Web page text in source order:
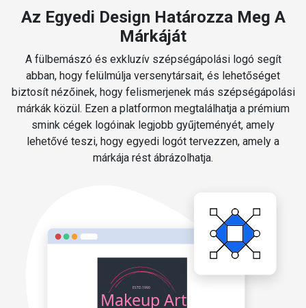
Az Egyedi Design Határozza Meg A
Márkáját
A fülbemászó és exkluzív szépségápolási logó segít
abban, hogy felülmúlja versenytársait, és lehetőséget
biztosít nézőinek, hogy felismerjenek más szépségápolási
márkák közül. Ezen a platformon megtalálhatja a prémium
smink cégek logóinak legjobb gyűjteményét, amely
lehetővé teszi, hogy egyedi logót tervezzen, amely a
márkája rést ábrázolhatja.